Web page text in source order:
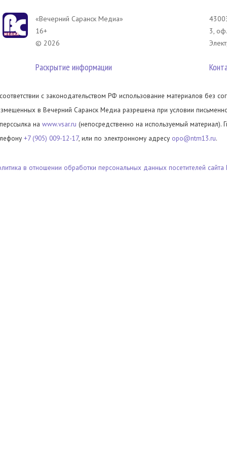
«Вечерний Саранск Mедиа»
16+
© 2026
Раскрытие информации
3,
с законодательством РФ использование материалов без
в Вечерний Саранск Медиа разрешена при условии
на www.vsar.ru (непосредственно на используемый материал).
+7 (905) 009-12-17, или по электронному адресу opo@ntm13.ru.
в отношении обработки персональных данных посетителей